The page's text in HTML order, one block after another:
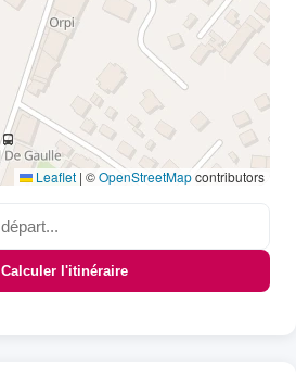
Leaflet | ©OpenStreetMapcontributors
Calculer l'itinéraire